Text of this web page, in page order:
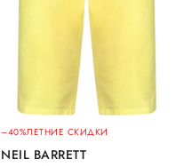
–40%ЛЕТНИЕ СКИДКИ
NEIL BARRETT